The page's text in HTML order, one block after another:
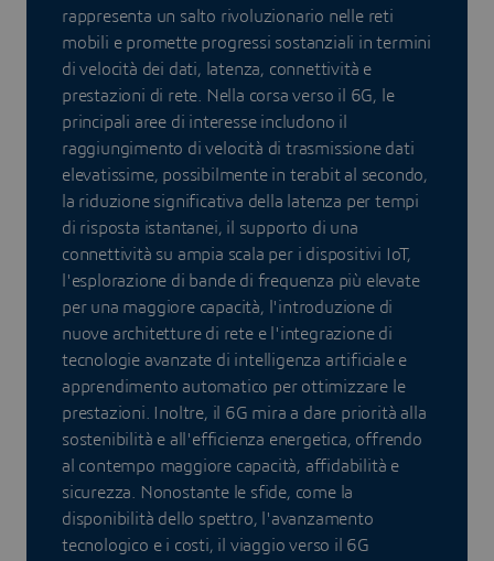
rappresenta un salto rivoluzionario nelle reti
mobili e promette progressi sostanziali in termini
di velocità dei dati, latenza, connettività e
prestazioni di rete. Nella corsa verso il 6G, le
principali aree di interesse includono il
raggiungimento di velocità di trasmissione dati
elevatissime, possibilmente in terabit al secondo,
la riduzione significativa della latenza per tempi
di risposta istantanei, il supporto di una
connettività su ampia scala per i dispositivi IoT,
l'esplorazione di bande di frequenza più elevate
per una maggiore capacità, l'introduzione di
nuove architetture di rete e l'integrazione di
tecnologie avanzate di intelligenza artificiale e
apprendimento automatico per ottimizzare le
prestazioni. Inoltre, il 6G mira a dare priorità alla
sostenibilità e all'efficienza energetica, offrendo
al contempo maggiore capacità, affidabilità e
sicurezza. Nonostante le sfide, come la
disponibilità dello spettro, l'avanzamento
tecnologico e i costi, il viaggio verso il 6G